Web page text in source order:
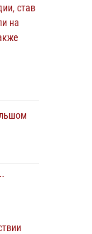
став
на
ему